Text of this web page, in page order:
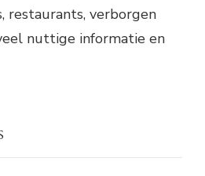
restaurants, verborgen
nuttige informatie en